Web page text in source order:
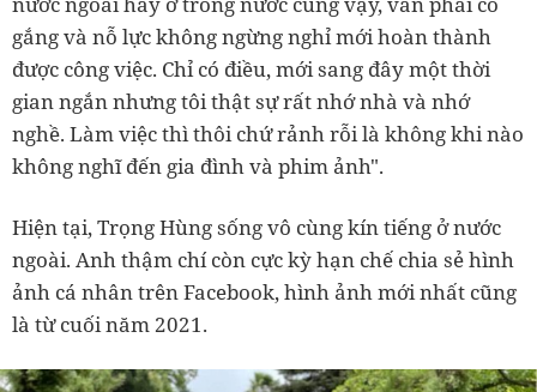
gắng và nỗ lực không ngừng nghỉ mới hoàn thành
được công việc. Chỉ có điều, mới sang đây một thời
gian ngắn nhưng tôi thật sự rất nhớ nhà và nhớ
nghề. Làm việc thì thôi chứ rảnh rỗi là không khi nào
không nghĩ đến gia đình và phim ảnh".
Hiện tại, Trọng Hùng sống vô cùng kín tiếng ở nước
ngoài. Anh thậm chí còn cực kỳ hạn chế chia sẻ hình
ảnh cá nhân trên Facebook, hình ảnh mới nhất cũng
là từ cuối năm 2021.